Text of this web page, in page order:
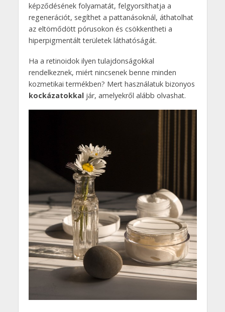
képződésének folyamatát, felgyorsíthatja a
regenerációt, segíthet a pattanásoknál, áthatolhat
az eltömődött pórusokon és csökkentheti a
hiperpigmentált területek láthatóságát.
Ha a retinoidok ilyen tulajdonságokkal
rendelkeznek, miért nincsenek benne minden
kozmetikai termékben? Mert használatuk bizonyos
kockázatokkaljár, amelyekről alább olvashat.